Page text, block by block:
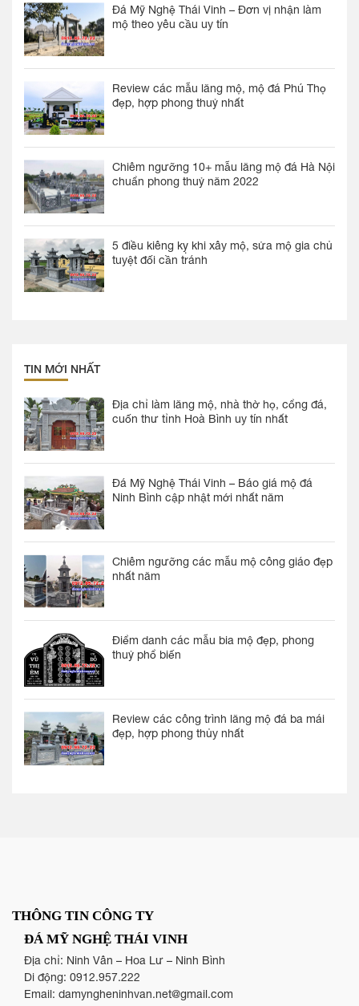
Đá Mỹ Nghệ Thái Vinh – Đơn vị nhận làm
mộ theo yêu cầu uy tín
Review các mẫu lăng mộ, mộ đá Phú Thọ
đẹp, hợp phong thuỷ nhất
Chiêm ngưỡng 10+ mẫu lăng mộ đá Hà Nội
chuẩn phong thuỷ năm 2022
5 điều kiêng kỵ khi xây mộ, sửa mộ gia chủ
tuyệt đối cần tránh
TIN MỚI NHẤT
Địa chỉ làm lăng mộ, nhà thờ họ, cổng đá,
cuốn thư tỉnh Hoà Bình uy tín nhất
Đá Mỹ Nghệ Thái Vinh – Báo giá mộ đá
Ninh Bình cập nhật mới nhất năm
Chiêm ngưỡng các mẫu mộ công giáo đẹp
nhất năm
Điểm danh các mẫu bia mộ đẹp, phong
thuỷ phổ biến
Review các công trình lăng mộ đá ba mái
đẹp, hợp phong thủy nhất
THÔNG TIN CÔNG TY
ĐÁ MỸ NGHỆ THÁI VINH
Địa chỉ: Ninh Vân – Hoa Lư – Ninh Bình
Di động: 0912.957.222
Email: damyngheninhvan.net@gmail.com